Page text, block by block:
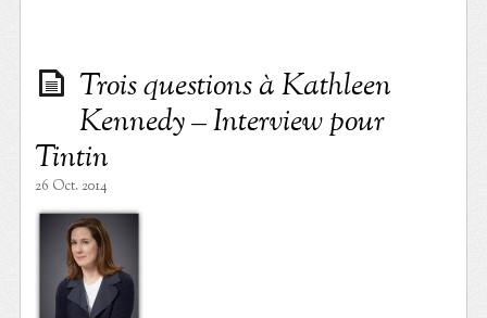
Trois questions à Kathleen
Kennedy – Interview pour
Tintin
26 Oct. 2014